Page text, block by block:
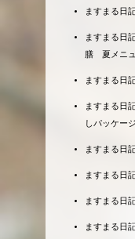
ますまる日
ますまる日
膳 夏メニュ
ますまる日
ますまる日
しパッケージ
ますまる日
ますまる日
ますまる日
ますまる日